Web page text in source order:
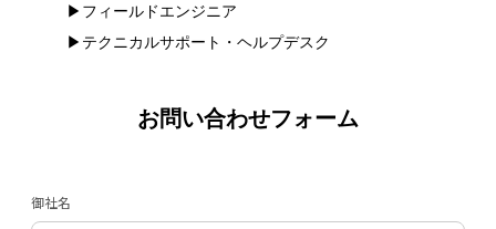
▶フィールドエンジニア
▶テクニカルサポート・ヘルプデスク
お問い合わせフォーム